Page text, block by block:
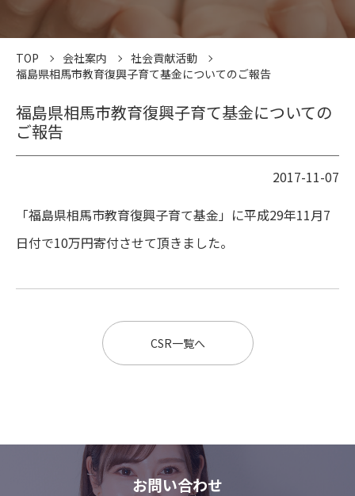
TOP 会社案内
社会貢献活動
福島県相馬市教育復興子育て基金についてのご報告
福島県相馬市教育復興子育て基金についての
ご報告
2017-11-07
「福島県相馬市教育復興子育て基金」に平成29年11月7
日付で10万円寄付させて頂きました。
CSR一覧へ
お問い合わせ